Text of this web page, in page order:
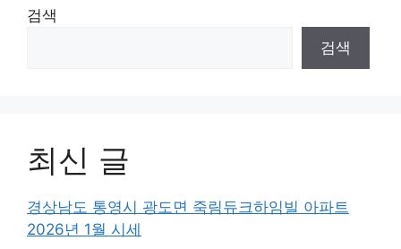
검색
검색
최신 글
경상남도 통영시 광도면 죽림듀크하임빌 아파트
2026년 1월 시세